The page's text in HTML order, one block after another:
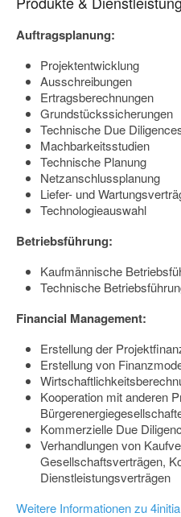
Auftragsplanung:
Projektentwicklung
Ausschreibungen
Ertragsberechnungen
Grundstückssicherungen
Technische Due
Machbarkeitsstudien
Technische Planung
Netzanschlussplanung
Liefer- und
Technologieauswahl
Betriebsführung:
Kaufmännische
Technische
Financial Management:
Erstellung der
Erstellung von
Kooperation mit anderen
Kommerzielle Due
Verhandlungen von
Gesellschaftsverträgen,
Dienstleistungsverträgen
Weitere Informationen zu